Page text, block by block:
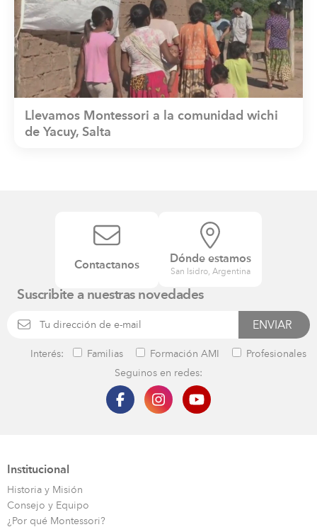
Llevamos Montessori a la comunidad wichi
de Yacuy, Salta
Contactanos
Dónde estamos
San Isidro, Argentina
Suscribite a nuestras novedades
Interés: Familias Formación AMI
Profesionales
Seguinos en redes:
Institucional
Historia y Misión
Consejo y Equipo
¿Por qué Montessori?